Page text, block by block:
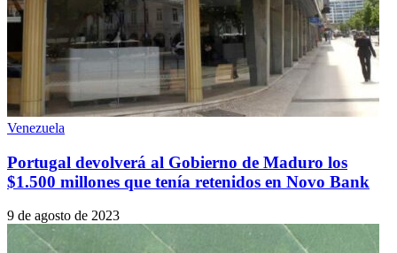
Venezuela
Portugal devolverá al Gobierno de Maduro los
$1.500 millones que tenía retenidos en Novo Bank
9 de agosto de 2023